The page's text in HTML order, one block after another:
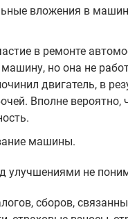
вложения в
в ремонте
но она не
двигатель, в
Вполне
машины.
улучшениями не
сборов,